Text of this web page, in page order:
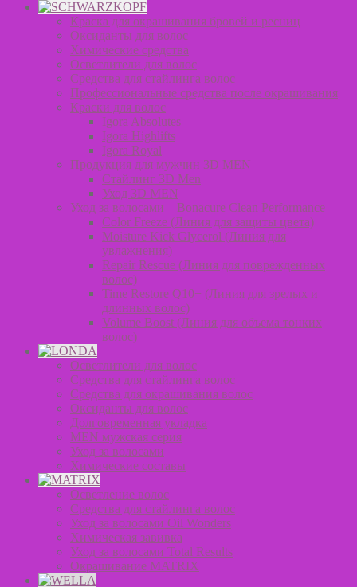
Краска для окрашивания бровей и ресниц
Оксиданты для волос
Химические средства
Осветлители для волос
Средства для стайлинга волос
Профессиональные средства после окрашивания
Краски для волос
Igora Absolutes
Igora Highlifts
Igora Royal
Продукция для мужчин 3D MEN
Стайлинг 3D Men
Уход 3D MEN
Уход за волосами – Bonacure Clean Performance
Color Freeze (Линия для защиты цвета)
Moisture Kick Glycerol (Линия для
увлажнения)
Repair Rescue (Линия для поврежденных
волос)
Time Restore Q10+ (Линия для зрелых и
длинных волос)
Volume Boost (Линия для объема тонких
волос)
Осветлители для волос
Средства для стайлинга волос
Средства для окрашивания волос
Оксиданты для волос
Долговременная укладка
MEN мужская серия
Уход за волосами
Химические составы
Осветление волос
Средства для стайлинга волос
Уход за волосами Oil Wonders
Химическая завивка
Уход за волосами Total Results
Окрашивание MATRIX